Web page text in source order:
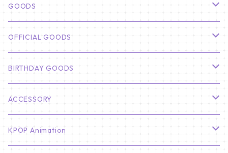
俳優
CHA EUN WOO
HYUNBIN
BTS
JIN
J-HOPE
SEVENTEEN
S.COUPS
ジョンハン
Stray Kids
バンチャン
TXT
GOODS
カレンダー
壁掛けカレンダー
ミニ壁掛けカレンダー
フォトカードセット(60枚入り)
韓国語単語カード
プレミアム写真集
OFFICIAL GOODS
LIGHT STICK
Light Stick Pouch
BT21
Stray Kids
BIRTHDAY GOODS
01/01 WINTER
01/16 SEUNGKWAN
ACCESSORY
PIERCE
KPOP Animation